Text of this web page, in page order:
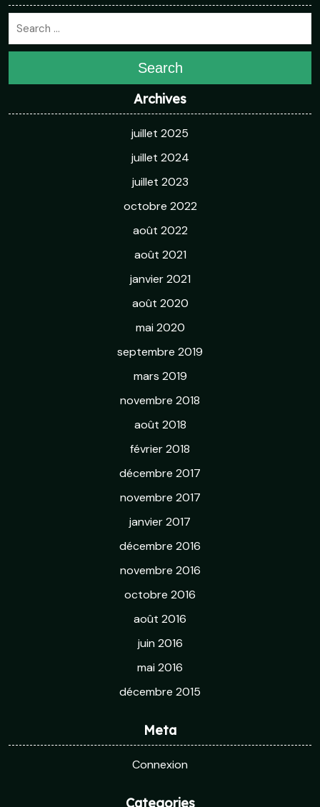
Search
Archives
juillet 2025
juillet 2024
juillet 2023
octobre 2022
août 2022
août 2021
janvier 2021
août 2020
mai 2020
septembre 2019
mars 2019
novembre 2018
août 2018
février 2018
décembre 2017
novembre 2017
janvier 2017
décembre 2016
novembre 2016
octobre 2016
août 2016
juin 2016
mai 2016
décembre 2015
Meta
Connexion
Categories